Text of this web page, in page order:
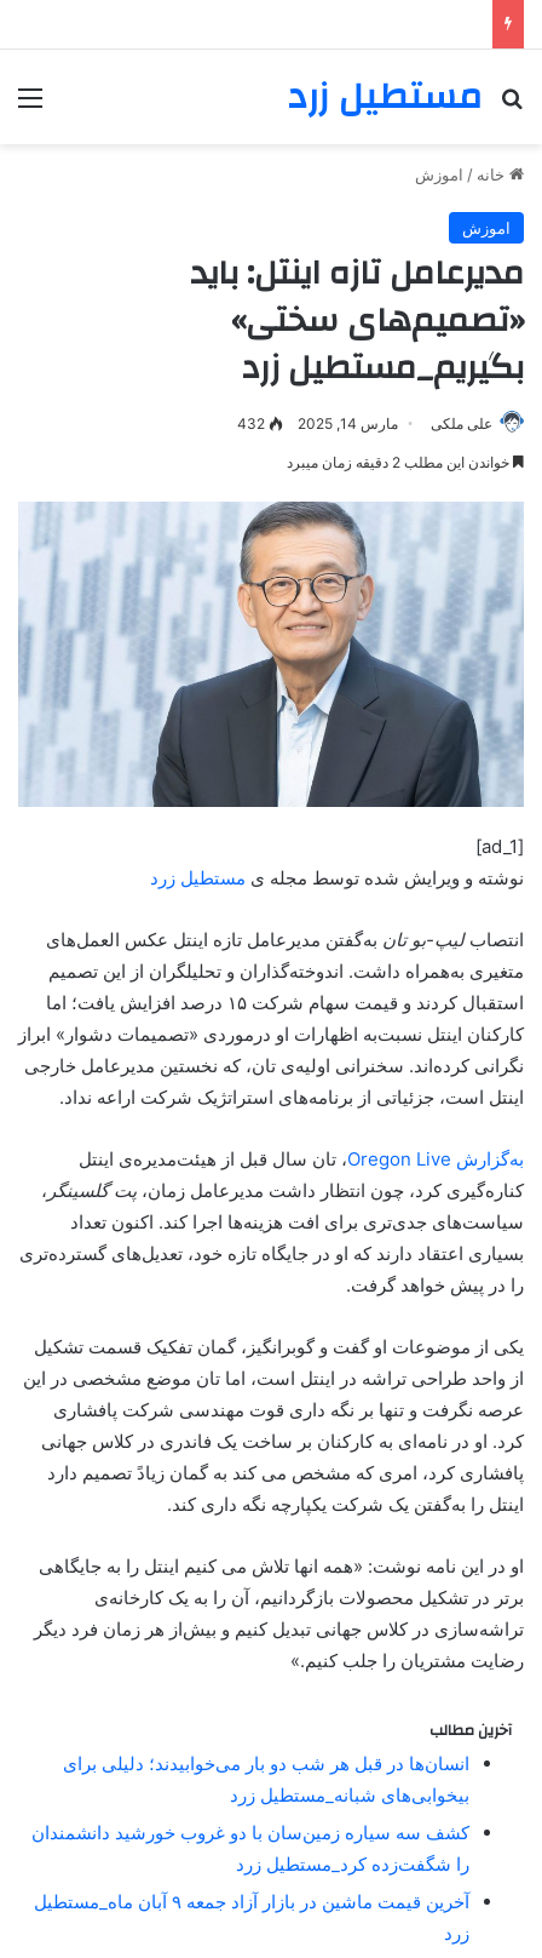
مستطیل زرد
خانه / اموزش
اموزش
مدیرعامل تازه اینتل: باید
«تصمیم‌های سختی»
بگیریم_مستطیل زرد
علی ملکی مارس 14, 2025 432
خواندن این مطلب 2 دقیقه زمان میبرد
[ad_1]
نوشته و ویرایش شده توسط مجله ی مستطیل زرد
انتصابلیپ-بو تان به‌گفتن مدیرعامل تازه اینتل عکس العمل‌های
متغیری به‌همراه داشت. اندوخته‌گذاران و تحلیلگران از این تصمیم
استقبال کردند و قیمت سهام شرکت ۱۵ درصد افزایش یافت؛ اما
کارکنان اینتل نسبت‌به اظهارات او درمورد‌ی «تصمیمات دشوار» ابراز
نگرانی کرده‌اند. سخنرانی اولیه‌ی تان، که نخستین مدیرعامل خارجی
اینتل است، جزئیاتی از برنامه‌های استراتژیک شرکت اراعه نداد.
به‌گزارش Oregon Live
، تان سال قبل از هیئت‌مدیره‌ی اینتل
کناره‌گیری کرد، چون انتظار داشت مدیرعامل زمان، پت گلسینگر ،
سیاست‌های جدی‌تری برای افت هزینه‌ها اجرا کند. اکنون تعداد
بسیاری اعتقاد دارند که او در جایگاه تازه خود، تعدیل‌های گسترده‌تری
را در پیش خواهد گرفت.
یکی از موضوعات او گفت و گو‌برانگیز، گمان تفکیک قسمت تشکیل
از واحد طراحی تراشه در اینتل است، اما تان موضع مشخصی در این
عرصه نگرفت و تنها بر نگه داری قوت مهندسی شرکت پافشاری
کرد. او در نامه‌ای به کارکنان بر ساخت یک فاندری در کلاس جهانی
پافشاری کرد، امری که مشخص می کند به گمان زیادً تصمیم دارد
اینتل را به‌گفتن یک شرکت یکپارچه نگه داری کند.
او در این نامه نوشت: «همه انها تلاش می کنیم اینتل را به جایگاهی
برتر در تشکیل محصولات بازگردانیم، آن را به یک کارخانه‌ی
تراشه‌سازی در کلاس جهانی تبدیل کنیم و بیش‌از هر زمان فرد دیگر
رضایت مشتریان را جلب کنیم.»
آخرین مطالب
انسان‌ها در قبل هر شب دو بار می‌خوابیدند؛ دلیلی برای
بیخوابی‌های شبانه_مستطیل زرد
کشف سه سیاره زمین‌سان با دو غروب خورشید دانشمندان
را شگفت‌زده کرد_مستطیل زرد
آخرین قیمت ماشین در بازار آزاد جمعه ۹ آبان ماه_مستطیل
زرد